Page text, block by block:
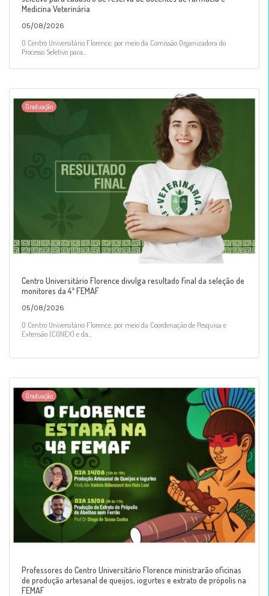
Medicina Veterinária
05/08/2026
O Centro Universitário Florence, por meio da Comissão Organizadora do
Processo Seletivo para...
Graduação
Centro Universitário Florence divulga resultado final da seleção de
monitores da 4ª FEMAF
05/08/2026
O Centro Universitário Florence, por meio da Coordenação de Pesquisa e
Extensão (CONEX) e da...
Graduação
Professores do Centro Universitário Florence ministrarão oficinas
de produção artesanal de queijos, iogurtes e extrato de própolis na
FEMAF